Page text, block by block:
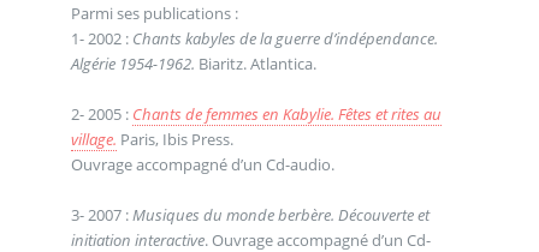
Parmi ses publications :
1- 2002 : Chants kabyles de la guerre d’indépendance.
Algérie 1954-1962. Biaritz. Atlantica.
2- 2005 : Chants de femmes en Kabylie. Fêtes et rites au
village. Paris, Ibis Press.
Ouvrage accompagné d’un Cd-audio.
3- 2007 :Musiques du monde berbère. Découverte et
initiation interactive. Ouvrage accompagné d’un Cd-